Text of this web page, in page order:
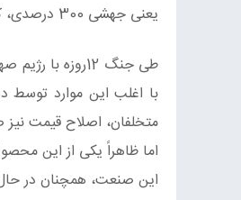
یعنی جهشی 300 درصدی، که ظاهرا از چشم نهادهای نظارتی دور مانده‌است.
طی جنگ 12روزه
با اغلب این موارد توسط
متخلفان، اصلاح قیمت
اما ظاهراً یکی از این
این صنعت، همچنان در